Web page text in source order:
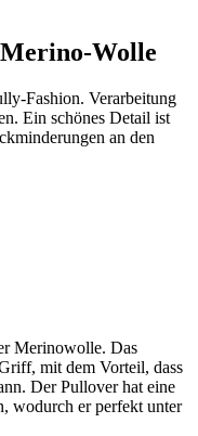
Wolle
Fashion. Verarbeitung
Ein schönes Detail ist
an den
Merinowolle. Das
mit dem Vorteil, dass
Der Pullover hat eine
wodurch er perfekt unter